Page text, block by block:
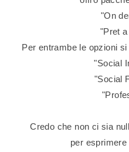
"On
"Pret
Per entrambe le opzioni
"Social
"Social
Credo che non ci sia
per